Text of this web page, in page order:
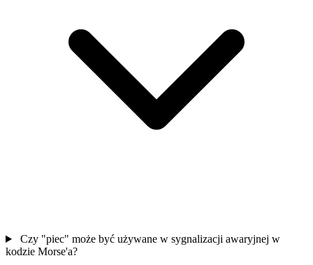
Czy "piec" może być używane w sygnalizacji awaryjnej w
kodzie Morse'a?